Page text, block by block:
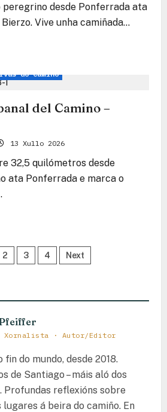
peregrino desde Ponferrada ata
Vive unha camiñada...
do Camiño
del Camino –
13 Xullo 2026
32,5 quilómetros desde
ata Ponferrada e marca o
2 3 4 Next
Xornalista · Autor/Editor
do mundo, desde 2018.
de Santiago – máis aló dos
Profundas reflexións sobre
á beira do camiño. En